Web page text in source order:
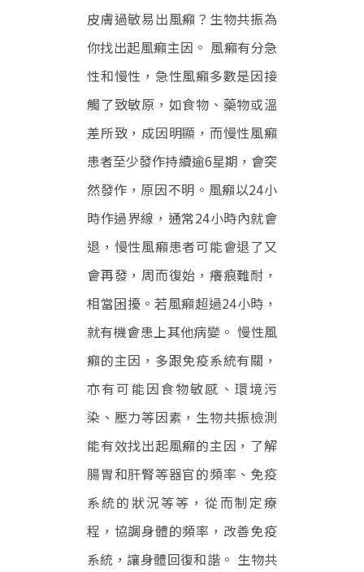
皮膚過敏易出風癩？生物共振為
你找出起風癩主因。 風癩有分急
性和慢性，急性風癩多數是因接
觸了致敏原，如食物、藥物或溫
差所致，成因明顯，而慢性風癩
患者至少發作持續逾6星期，會突
然發作，原因不明。風癩以24小
時作過界線，通常24小時內就會
退，慢性風癩患者可能會退了又
會再發，周而復始，癢痕難耐，
相當困擾。若風癩超過24小時，
就有機會患上其他病變。 慢性風
癩的主因，多跟免疫系統有關，
亦有可能因食物敏感、環境污
染、壓力等因素，生物共振檢測
能有效找出起風癩的主因，了解
腸胃和肝腎等器官的頻率、免疫
系統的狀況等等，從而制定療
程，協調身體的頻率，改善免疫
系統，讓身體回復和諧。 生物共